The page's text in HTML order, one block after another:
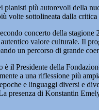
pianisti più autorevoli della
volte sottolineata dalla
concerto della
valore culturale. Il
un percorso di grande
è il Presidente della
a una riflessione più
e linguaggi diversi e
presenza di Konstantin